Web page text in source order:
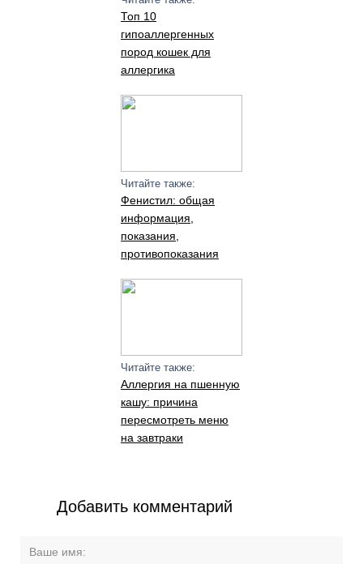
Топ 10
гипоаллергенных
пород кошек для
аллергика
Читайте также:
Фенистил: общая
информация,
показания,
противопоказания
Читайте также:
Аллергия на пшенную
кашу: причина
пересмотреть меню
на завтраки
Добавить комментарий